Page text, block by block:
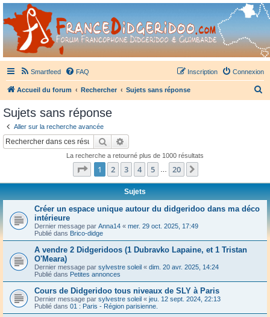
France Didgeridoo
Didgeridoo et Guimbarde sur France Didgeridoo - retrouvez la communauté.
Smartfeed FAQ Connexion
Inscription
Accueil du forum Rechercher Sujets sans réponse
Sujets sans réponse
Aller sur la recherche avancée
Rechercher
La recherche a retourné plus de 1000 résultats
Page 1sur20
1 2 3 4 5 20
Sujets
Créer un espace unique autour du didgeridoo dans ma déco
intérieure
Dernier message par Anna14 « mer. 29 oct. 2025, 17:49
Publié dans Brico-didge
A vendre 2 Didgeridoos (1 Dubravko Lapaine, et 1 Tristan
O'Meara)
Dernier message par sylvestre soleil « dim. 20 avr. 2025, 14:24
Publié dans Petites annonces
Cours de Didgeridoo tous niveaux de SLY à Paris
Dernier message par sylvestre soleil « jeu. 12 sept. 2024, 22:13
Publié dans 01 : Paris - Région parisienne.